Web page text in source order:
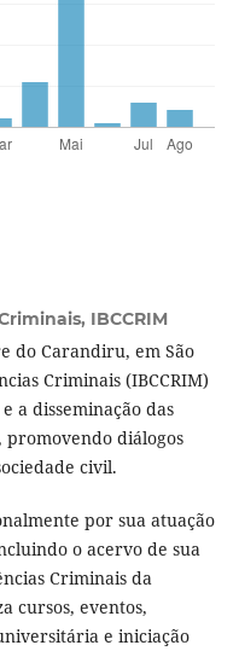
IBCCRIM
do Carandiru, em São
Criminais (IBCCRIM)
a disseminação das
promovendo diálogos
civil.
por sua atuação
o acervo de sua
Criminais da
cursos, eventos,
e iniciação